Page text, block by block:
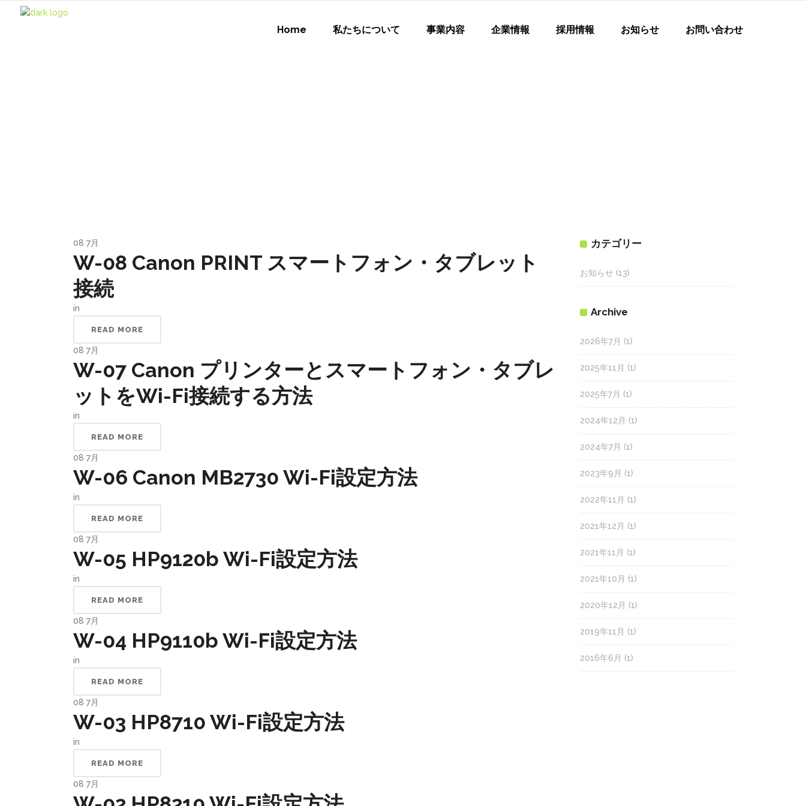
Home 私たちについて 事業内容 企業情報 採用情報 お知らせ お問い合わせ
08 7月
W-08 Canon PRINT スマートフォン・タブレット
接続
in
READ MORE
08 7月
W-07 Canon プリンターとスマートフォン・タブレ
ットをWi-Fi接続する方法
in
READ MORE
08 7月
W-06 Canon MB2730 Wi-Fi設定方法
in
READ MORE
08 7月
W-05 HP9120b Wi-Fi設定方法
in
READ MORE
08 7月
W-04 HP9110b Wi-Fi設定方法
in
READ MORE
08 7月
W-03 HP8710 Wi-Fi設定方法
in
READ MORE
08 7月
カテゴリー
お知らせ (13)
Archive
2026年7月 (1)
2025年11月 (1)
2025年7月 (1)
2024年12月 (1)
2024年7月 (1)
2023年9月 (1)
2022年11月 (1)
2021年12月 (1)
2021年11月 (1)
2021年10月 (1)
2020年12月 (1)
2019年11月 (1)
2016年6月 (1)